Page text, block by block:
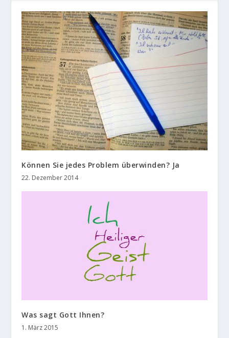
Können Sie jedes Problem überwinden? Ja
22. Dezember 2014
Was sagt Gott Ihnen?
1. März 2015